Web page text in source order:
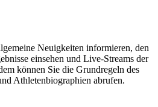
Neuigkeiten informieren, den
einsehen und Live-Streams der
können Sie die Grundregeln des
Athletenbiographien abrufen.